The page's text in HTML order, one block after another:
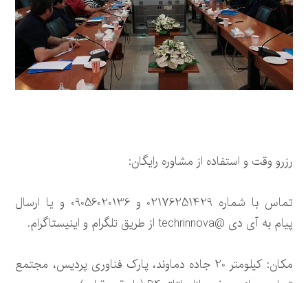
رزرو وقت و استفاده از مشاوره رایگان:
تماس با شماره 02176251429 و 09056020136 و یا ارسال
پیام به آی دی @techrinnova از طریق تلگرام و اینیستاگرام.
مکان: کیلومتر 20 جاده دماوند، پارک فناوری پردیس، مجتمع